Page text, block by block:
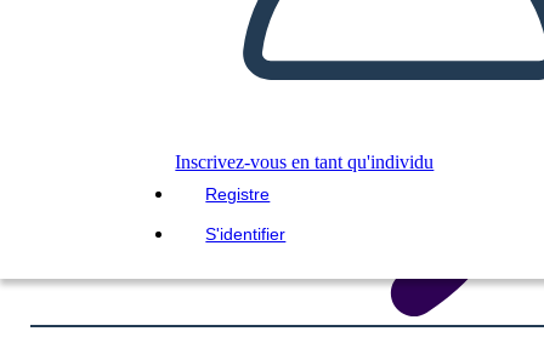
Inscrivez-vous en tant qu'individu
Registre
S'identifier